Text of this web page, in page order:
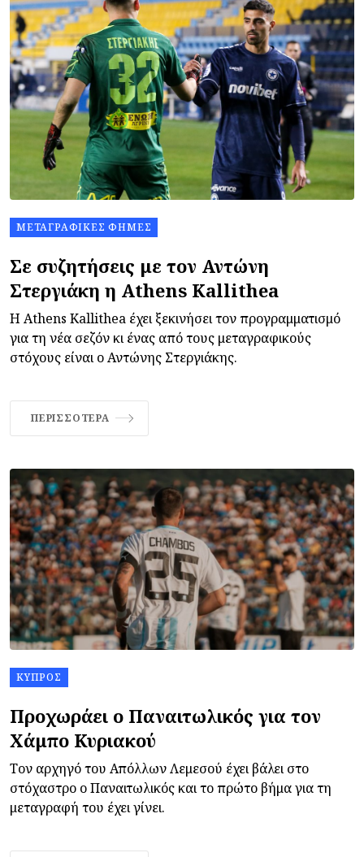
ΜΕΤΑΓΡΑΦΙΚΈΣ ΦΉΜΕΣ
Σε συζητήσεις με τον Αντώνη
Στεργιάκη η Athens Kallithea
Η Athens Kallithea έχει ξεκινήσει τον προγραμματισμό
για τη νέα σεζόν κι ένας από τους μεταγραφικούς
στόχους είναι ο Αντώνης Στεργιάκης.
ΠΕΡΙΣΣΌΤΕΡΑ
ΚΎΠΡΟΣ
Προχωράει ο Παναιτωλικός για τον
Χάμπο Κυριακού
Τον αρχηγό του Απόλλων Λεμεσού έχει βάλει στο
στόχαστρο ο Παναιτωλικός και το πρώτο βήμα για τη
μεταγραφή του έχει γίνει.